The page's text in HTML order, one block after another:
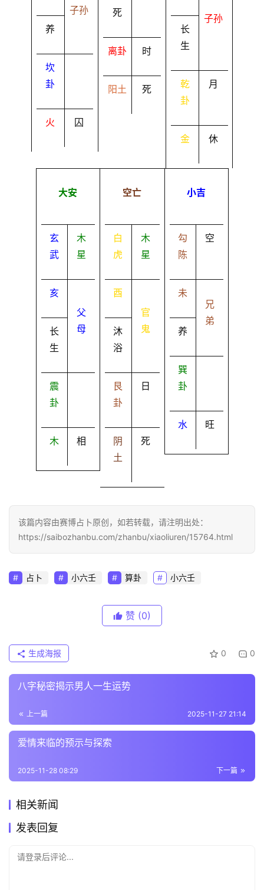
养
子孙
坎
卦
火 囚
死
离卦 时
阳土 死
长
生
子孙
乾
卦
月
金 休
大安
玄
武
木
星
亥
长
生
父
母
震
卦
木 相
空亡
白
虎
木
星
酉
沐
浴
官
鬼
艮
卦
日
阴
土
死
小吉
勾
陈
空
未
养
兄
弟
巽
卦
水 旺
该篇内容由赛博占卜原创，如若转载，请注明出处：
https://saibozhanbu.com/zhanbu/xiaoliuren/15764.html
占卜 小六壬 算卦 小六壬
赞 (0)
0 0
生成海报
八字秘密揭示男人一生运势
上一篇 2025-11-27 21:14
爱情来临的预示与探索
下一篇
2025-11-28 08:29
相关新闻
发表回复
请登录后评论...